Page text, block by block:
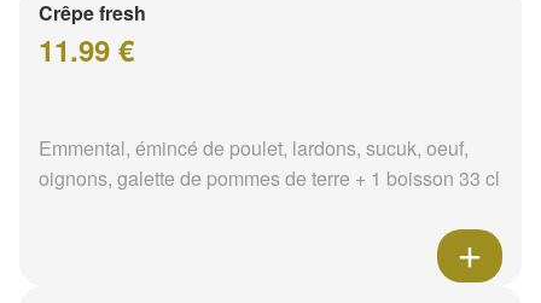
Crêpe fresh
11.99 €
Emmental, émincé de poulet, lardons, sucuk, oeuf,
oignons, galette de pommes de terre + 1 boisson 33 cl